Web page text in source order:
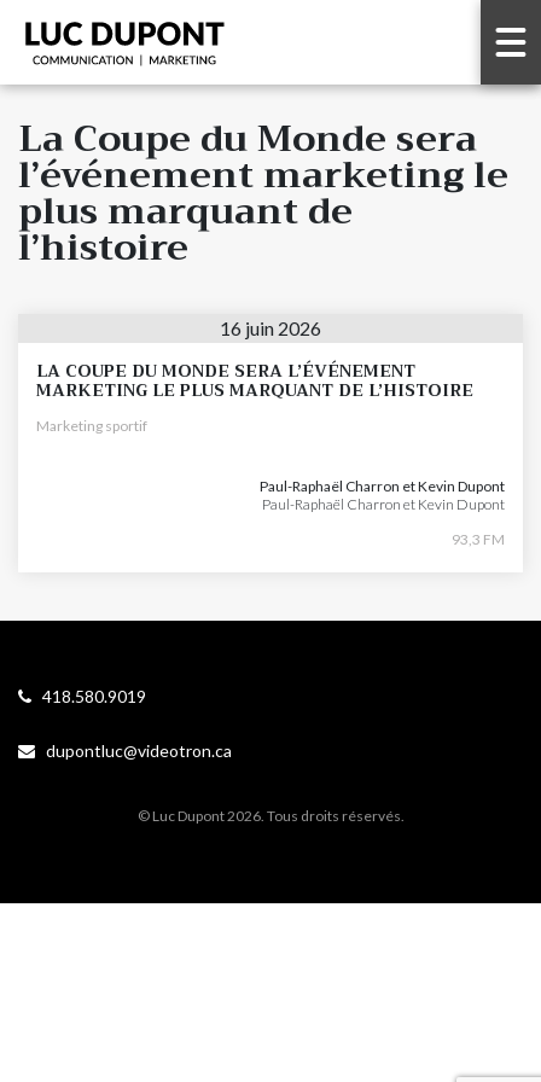
La Coupe du Monde sera
l’événement marketing le
plus marquant de
l’histoire
16 juin 2026
LA COUPE DU MONDE SERA L’ÉVÉNEMENT
MARKETING LE PLUS MARQUANT DE L’HISTOIRE
Marketing sportif
Paul-Raphaël Charron et Kevin Dupont
Paul-Raphaël Charron et Kevin Dupont
93,3 FM
418.580.9019
dupontluc@videotron.ca
© Luc Dupont 2026. Tous droits réservés.